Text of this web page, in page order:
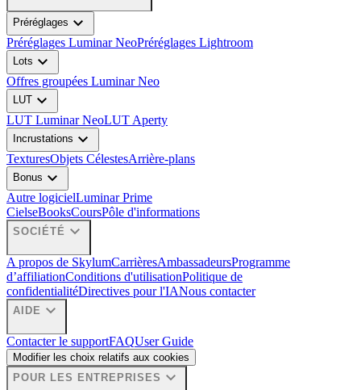
Préréglages expand_more
Préréglages Luminar NeoPréréglages Lightroom
Lots expand_more
Offres groupées Luminar Neo
LUT expand_more
LUT Luminar NeoLUT Aperty
Incrustations expand_more
TexturesObjets CélestesArrière-plans
Bonus expand_more
Autre logicielLuminar Prime
CielseBooksCoursPôle d'informations
SOCIÉTÉ expand_more
A propos de SkylumCarrièresAmbassadeursProgramme
d’affiliationConditions d'utilisationPolitique de
confidentialitéDirectives pour l'IANous contacter
AIDE expand_more
Contacter le supportFAQUser Guide
Modifier les choix relatifs aux cookies
POUR LES ENTREPRISES expand_more